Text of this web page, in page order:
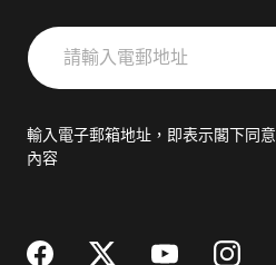
請
輸
郵
輸入電子郵箱地址，即表示閣下同意
內容